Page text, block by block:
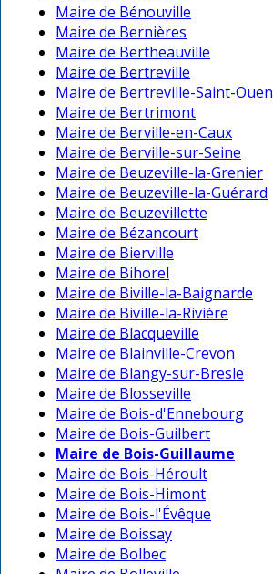
Maire de Bénouville
Maire de Bernières
Maire de Bertheauville
Maire de Bertreville
Maire de Bertreville-Saint-Ouen
Maire de Bertrimont
Maire de Berville-en-Caux
Maire de Berville-sur-Seine
Maire de Beuzeville-la-Grenier
Maire de Beuzeville-la-Guérard
Maire de Beuzevillette
Maire de Bézancourt
Maire de Bierville
Maire de Bihorel
Maire de Biville-la-Baignarde
Maire de Biville-la-Rivière
Maire de Blacqueville
Maire de Blainville-Crevon
Maire de Blangy-sur-Bresle
Maire de Blosseville
Maire de Bois-d'Ennebourg
Maire de Bois-Guilbert
Maire de Bois-Guillaume
Maire de Bois-Héroult
Maire de Bois-Himont
Maire de Bois-l'Évêque
Maire de Boissay
Maire de Bolbec